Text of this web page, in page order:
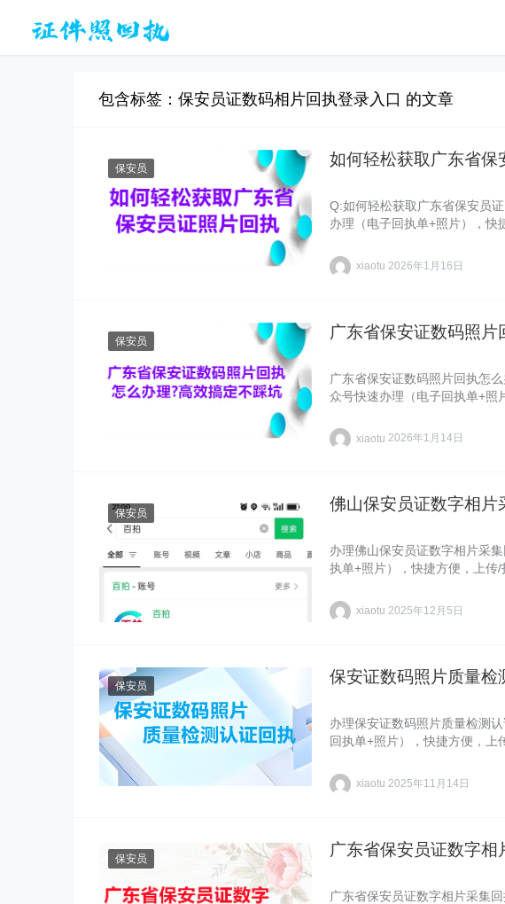
包含标签：保安员证数码相片回执登录入口 的文章
保安员 如何轻松获取广东省保
Q:如何轻松获取广东省保安员
办理（电子回执单+照片），
xiaotu 2026年1月16日
保安员 广东省保安证数码照
广东省保安证数码照片回执怎
众号快速办理（电子回执单+
xiaotu 2026年1月14日
保安员 佛山保安员证数字相片
办理佛山保安员证数字相片采
执单+照片），快捷方便，上
xiaotu 2025年12月5日
保安员 保安证数码照片质量检
办理保安证数码照片质量检测
回执单+照片），快捷方便，
xiaotu 2025年11月14日
保安员 广东省保安员证数字相
广东省保安员证数字相片采集